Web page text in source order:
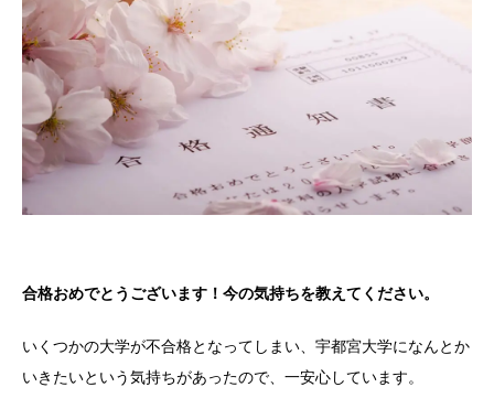
合格おめでとうございます！今の気持ちを教えてください。
いくつかの大学が不合格となってしまい、宇都宮大学になんとか
いきたいという気持ちがあったので、一安心しています。